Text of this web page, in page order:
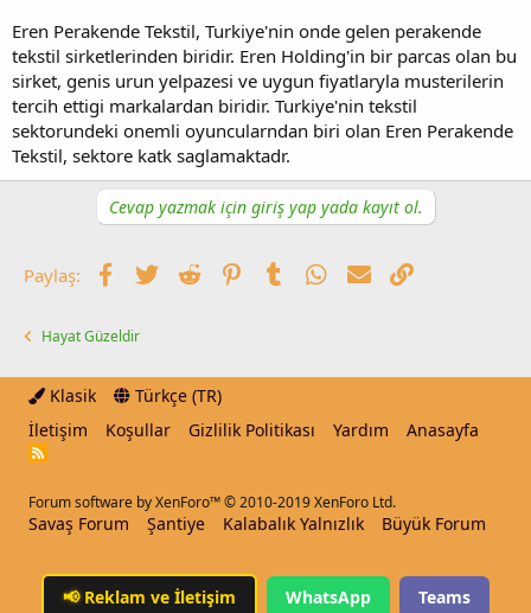
Eren Perakende Tekstil, Turkiye'nin onde gelen perakende
tekstil sirketlerinden biridir. Eren Holding'in bir parcas olan bu
sirket, genis urun yelpazesi ve uygun fiyatlaryla musterilerin
tercih ettigi markalardan biridir. Turkiye'nin tekstil
sektorundeki onemli oyuncularndan biri olan Eren Perakende
Tekstil, sektore katk saglamaktadr.
Cevap yazmak için giriş yap yada kayıt ol.
Paylaş: Facebook
TwitterReddit PinterestTumblrWhatsApp
E-postaLink
Hayat Güzeldir
Klasik
Türkçe (TR)
İletişim
Koşullar Gizlilik Politikası Yardım Anasayfa
R
Forum software by XenForo™© 2010-2019 XenForo Ltd.
Savaş Forum Şantiye Kalabalık Yalnızlık Büyük Forum
📢Reklam ve İletişim WhatsApp Teams